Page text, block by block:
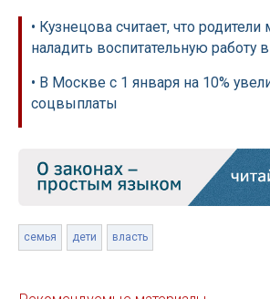
• Кузнецова считает, что родители
наладить воспитательную работу
• В Москве с 1 января на 10%
соцвыплаты
семья дети власть